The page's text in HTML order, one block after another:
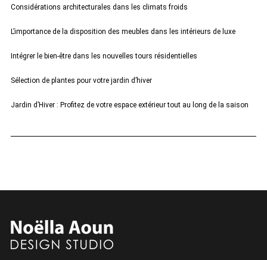
Considérations architecturales dans les climats froids
L’importance de la disposition des meubles dans les intérieurs de luxe
Intégrer le bien-être dans les nouvelles tours résidentielles
Sélection de plantes pour votre jardin d’hiver
Jardin d’Hiver : Profitez de votre espace extérieur tout au long de la saison